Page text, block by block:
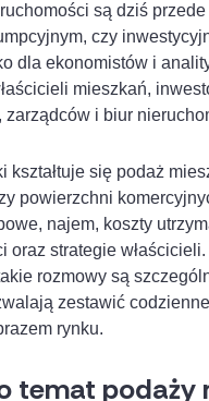
są dziś
czy
dla ekonomistów i
mieszkań,
zarządców i biur
kształtuje się podaż
powierzchni
najem, koszty
oraz strategie
rozmowy są
zestawić
rynku.
temat podaży